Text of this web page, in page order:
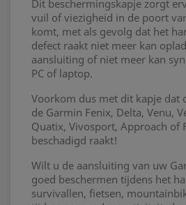
Dit beschermingskapje zorgt
vuil of viezigheid in de poort
komt, met als gevolg dat het
defect raakt niet meer kan
aansluiting of niet meer kan
PC of laptop.
Voorkom dus met dit kapje dat
de Garmin Fenix, Delta, Venu,
Quatix, Vivosport, Approach of
beschadigd raakt!
Wilt u de aansluiting van uw
goed beschermen tijdens het
survivallen, fietsen,